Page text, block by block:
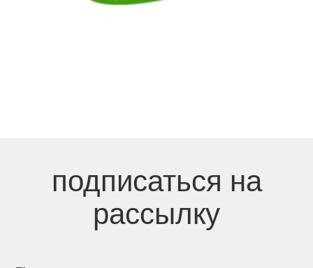
подписаться на
рассылку